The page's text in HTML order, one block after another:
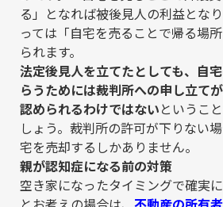
る」となれば被後見人の利益とな
っては「自宅を売ることで帰る場
られます。
法定後見人を立てたとしても、自
らうためには裁判所への申し立て
認められるわけではないというこ
しょう。裁判所の許可が下りない
宅を売却するしかありません。
親が認知症になる前の対策
空き家になったタイミングで確実